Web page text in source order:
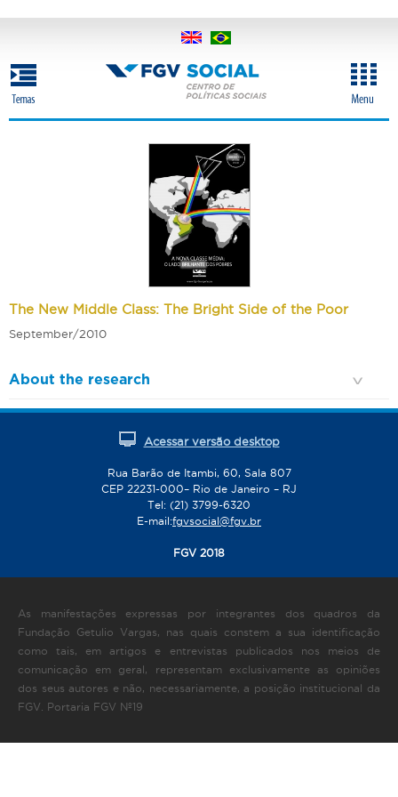
content
The New Middle Class: The Bright Side of the Poor
September/2010
About the research
Acessar versão desktop
Rua Barão de Itambi, 60, Sala 807
CEP 22231-000– Rio de Janeiro – RJ
Tel: (21) 3799-6320
E-mail:fgvsocial@fgv.br
FGV 2018
As manifestações expressas por integrantes dos quadros da
Fundação Getulio Vargas, nas quais constem a sua identificação
como tais, em artigos e entrevistas publicados nos meios de
comunicação em geral, representam exclusivamente as opiniões
dos seus autores e não, necessariamente, a posição institucional da
FGV. Portaria FGV Nº19